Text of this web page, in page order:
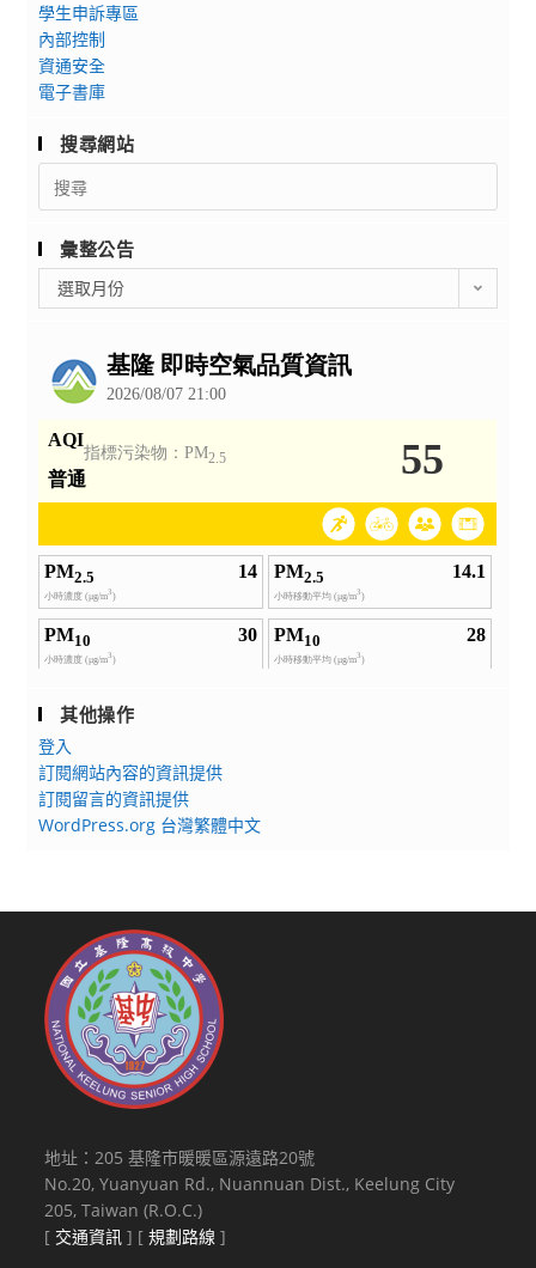
學生申訴專區
內部控制
資通安全
電子書庫
搜尋網站
Search
for:
彙整公告
整
選取月份
其他操作
登入
訂閱網站內容的資訊提供
訂閱留言的資訊提供
WordPress.org 台灣繁體中文
地址：205 基隆市暖暖區源遠路20號
No.20, Yuanyuan Rd., Nuannuan Dist., Keelung City
205, Taiwan (R.O.C.)
[ 交通資訊 ] [規劃路線 ]